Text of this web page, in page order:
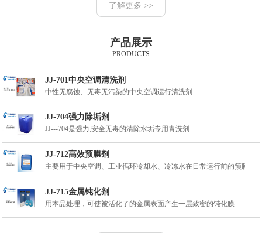
了解更多 >>
产品展示
PRODUCTS
JJ-701中央空调清洗剂
中性无腐蚀、无毒无污染的中央空调运行清洗剂
JJ-704强力除垢剂
JJ---704是强力,安全无毒的清除水垢专用青洗剂
JJ-712高效预膜剂
主要用于中央空调、工业循环冷却水、冷冻水在日常运行前的预膜处理
JJ-715金属钝化剂
用本品处理，可使被活化了的金属表面产生一层致密的钝化膜